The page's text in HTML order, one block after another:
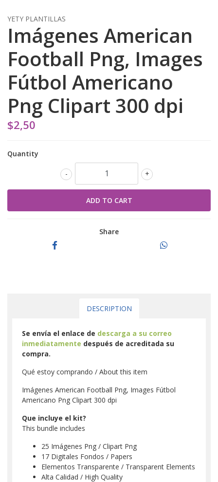
YETY PLANTILLAS
Imágenes American
Football Png, Images
Fútbol Americano
Png Clipart 300 dpi
$2,50
Quantity
+
-
Share
DESCRIPTION
Se envía el enlace de descarga a su correo
inmediatamente después de acreditada su
compra.
Qué estoy comprando / About this item
Imágenes American Football Png, Images Fútbol
Americano Png Clipart 300 dpi
Que incluye el kit?
This bundle includes
25 Imágenes Png / Clipart Png
17 Digitales Fondos / Papers
Elementos Transparente / Transparent Elements
Alta Calidad / High Quality